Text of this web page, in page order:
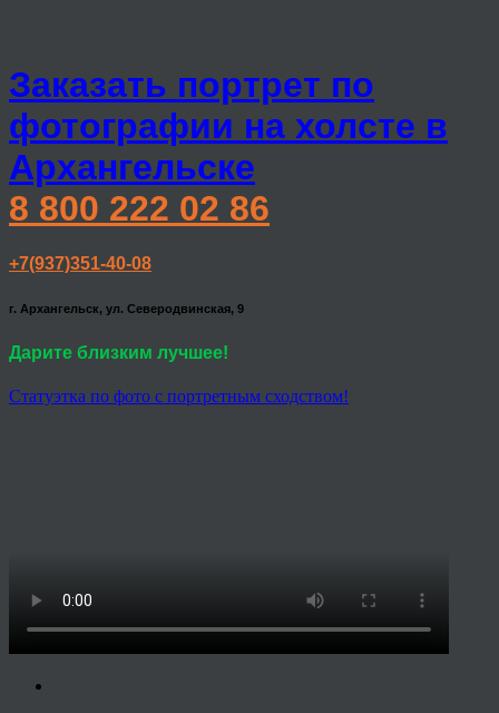
Заказать портрет по
фотографии на холсте в
Архангельске
8 800 222 02 86
+7(937)351-40-08
г. Архангельск, ул. Северодвинская, 9
Дарите близким лучшее!
Статуэтка по фото с портретным сходством!